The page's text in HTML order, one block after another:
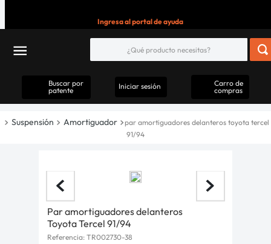
Ingresa al portal de ayuda
Buscar por
patente
Iniciar sesión
Carro de
compras
Suspensión Amortiguador
par amortiguadores delanteros toyota tercel
91/94
Par amortiguadores delanteros
Toyota Tercel 91/94
Referencia: TR002730-38